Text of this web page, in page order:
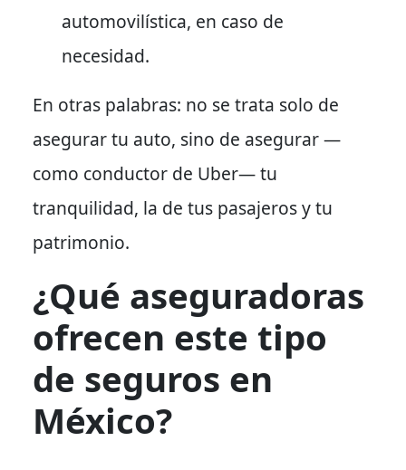
automovilística, en caso de
necesidad.
En otras palabras: no se trata solo de
asegurar tu auto, sino de asegurar —
como conductor de Uber— tu
tranquilidad, la de tus pasajeros y tu
patrimonio.
¿Qué aseguradoras
ofrecen este tipo
de seguros en
México?